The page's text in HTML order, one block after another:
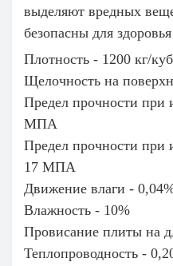
выделяют вредных
безопасны для
Плотность - 1200 кг/
Щелочность на
Предел прочности при
МПА
Предел прочности при
17 МПА
Движение влаги -
Влажность - 10%
Провисание плиты на
Теплопроводность -